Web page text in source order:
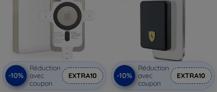
-10%
Réduction
avec
coupon
EXTRA10 -10%
Réduction
avec
coupon
EXTRA10